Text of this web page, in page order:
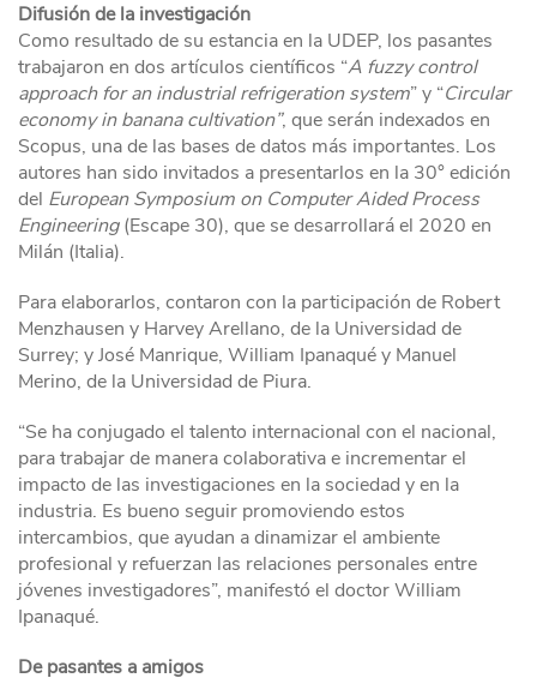
Difusión de la investigación
Como resultado de su estancia en la UDEP, los pasantes
trabajaron en dos artículos científicos “A fuzzy control
approach for an industrial refrigeration system” y “Circular
economy in banana cultivation”, que serán indexados en
Scopus, una de las bases de datos más importantes. Los
autores han sido invitados a presentarlos en la 30° edición
del European Symposium on Computer Aided Process
Engineering(Escape 30), que se desarrollará el 2020 en
Milán (Italia).
Para elaborarlos, contaron con la participación de Robert
Menzhausen y Harvey Arellano, de la Universidad de
Surrey; y José Manrique, William Ipanaqué y Manuel
Merino, de la Universidad de Piura.
“Se ha conjugado el talento internacional con el nacional,
para trabajar de manera colaborativa e incrementar el
impacto de las investigaciones en la sociedad y en la
industria. Es bueno seguir promoviendo estos
intercambios, que ayudan a dinamizar el ambiente
profesional y refuerzan las relaciones personales entre
jóvenes investigadores”, manifestó el doctor William
Ipanaqué.
De pasantes a amigos